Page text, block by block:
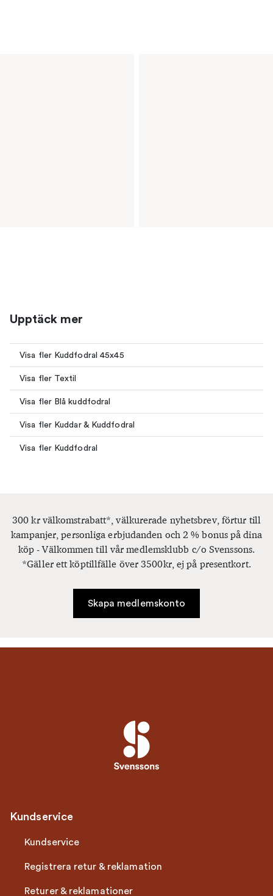
Upptäck mer
Visa fler Kuddfodral 45x45
Visa fler Textil
Visa fler Blå kuddfodral
Visa fler Kuddar & Kuddfodral
Visa fler Kuddfodral
300 kr välkomstrabatt*, välkurerade nyhetsbrev, förtur till
kampanjer, personliga erbjudanden och 2 % bonus på dina
köp - Välkommen till vår medlemsklubb c/o Svenssons.
*Gäller ett köptillfälle över 3500kr, ej på presentkort.
Skapa medlemskonto
Kundservice
Kundservice
Registrera retur & reklamation
Returer & reklamationer